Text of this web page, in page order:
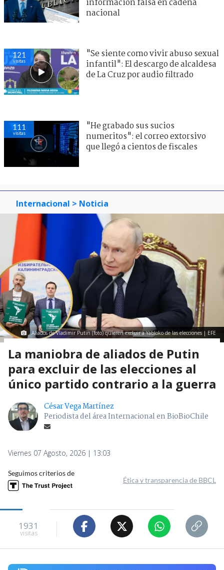
información falsa en cadena
nacional
121
visitas
"Se siente como vivir abuso sexual
infantil": El descargo de alcaldesa
de La Cruz por audio filtrado
111
visitas
"He grabado sus sucios
numeritos": el correo extorsivo
que llegó a cientos de fiscales
Internacional > Noticia
Aliados de Vladimir Putin (foto) quieren excluir a Yábloko de las elecciones | EFE
La maniobra de aliados de Putin
para excluir de las elecciones al
único partido contrario a la guerra
César Vega Martínez
Periodista del área Internacional en BioBioChile
Viernes 07 Agosto, 2026 | 13:03
Seguimos criterios de
Ética y transparencia de BBCL
1931
visitas